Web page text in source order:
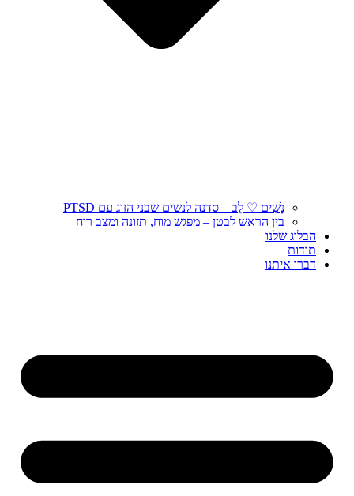
נָשִׁים ♡ לֵב – סדנה לנשים שבני הזוג עם PTSD
בין הראש לבטן – מפגש מוח, תזונה ומצב רוח
הבלוג שלנו
תודות
דברו איתנו